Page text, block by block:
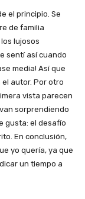
el principio. Se
de familia
lujosos
sentí así cuando
media! Así que
autor. Por otro
vista parecen
sorprendiendo
gusta: el desafío
En conclusión,
yo quería, ya que
un tiempo a